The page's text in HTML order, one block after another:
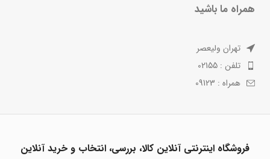
همراه ما باشید
تهران ولیعصر
تلفن : 02155
همراه : 09123
فروشگاه اینترنتی آنلاین کالا، بررسی، انتخاب و خرید آنلاین